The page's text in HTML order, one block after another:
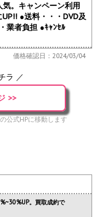
。キャンペーン利用
UP!! ●送料・・・DVD及
業者負担 ●ｷｬﾝｾﾙ
価格確認日：2024/03/04
ラ ／
>>
公式HPに移動します
。買取成約で